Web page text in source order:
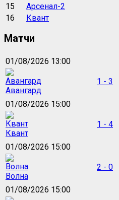
15
Арсенал-2
16
Квант
Матчи
01/08/2026 13:00
Авангард
1 - 3
01/08/2026 15:00
Квант
1 - 4
01/08/2026 15:00
Волна
2 - 0
01/08/2026 15:00